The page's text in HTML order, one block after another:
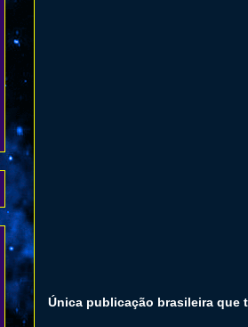
Única publicação brasileira que